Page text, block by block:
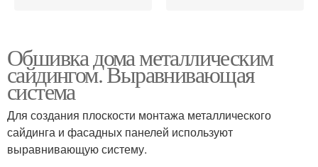
Обшивка дома металлическим
сайдингом. Выравнивающая
система
Для создания плоскости монтажа металлического
сайдинга и фасадных панелей используют
выравнивающую систему.